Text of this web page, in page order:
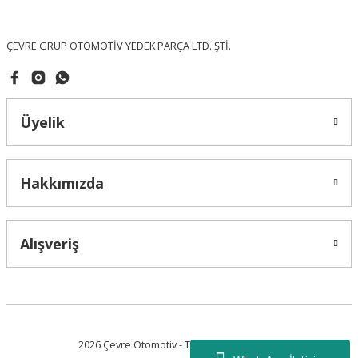
ÇEVRE GRUP OTOMOTİV YEDEK PARÇA LTD. ŞTİ.
Üyelik
Hakkımızda
Alışveriş
2026 Çevre Otomotiv - Tüm Hakları Saklıdır.